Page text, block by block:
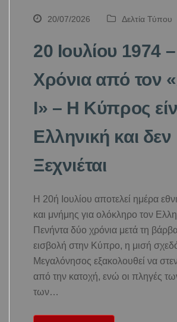
20/07/2026 Δελτία Τύπου
20 Ιουλίου 1974
Χρόνια από τον
Ι» – Η Κύπρος
Ελληνική και δεν
Ξεχνιέται
Η 20ή Ιουλίου αποτελεί ημέρα
και μνήμης για ολόκληρο τον
Πενήντα δύο χρόνια μετά τη
εισβολή στην Κύπρο, η μισή
Μεγαλόνησος εξακολουθεί να
από την κατοχή, ενώ οι πληγές
των…